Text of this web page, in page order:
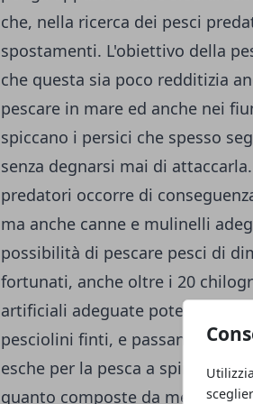
che, nella ricerca dei pesci
spostamenti. L'obiettivo della
che questa sia poco redditizia
pescare in mare ed anche nei
spiccano i persici che spesso
senza degnarsi mai di
predatori occorre di
ma anche canne e mulinelli
possibilità di pescare pesci di
fortunati, anche oltre i 20
artificiali adeguate potendo
pesciolini finti, e passando per
esche per la pesca a spinning,
quanto composte da metallo o